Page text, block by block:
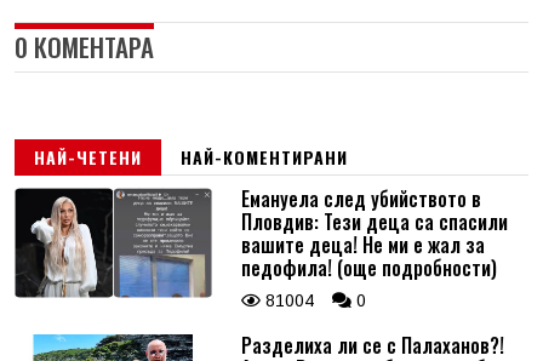
0 КОМЕНТАРА
НАЙ-ЧЕТЕНИ НАЙ-КОМЕНТИРАНИ
Емануела след убийството в
Пловдив: Тези деца са спасили
вашите деца! Не ми е жал за
педофила! (още подробности)
81004 0
Разделиха ли се с Палаханов?!